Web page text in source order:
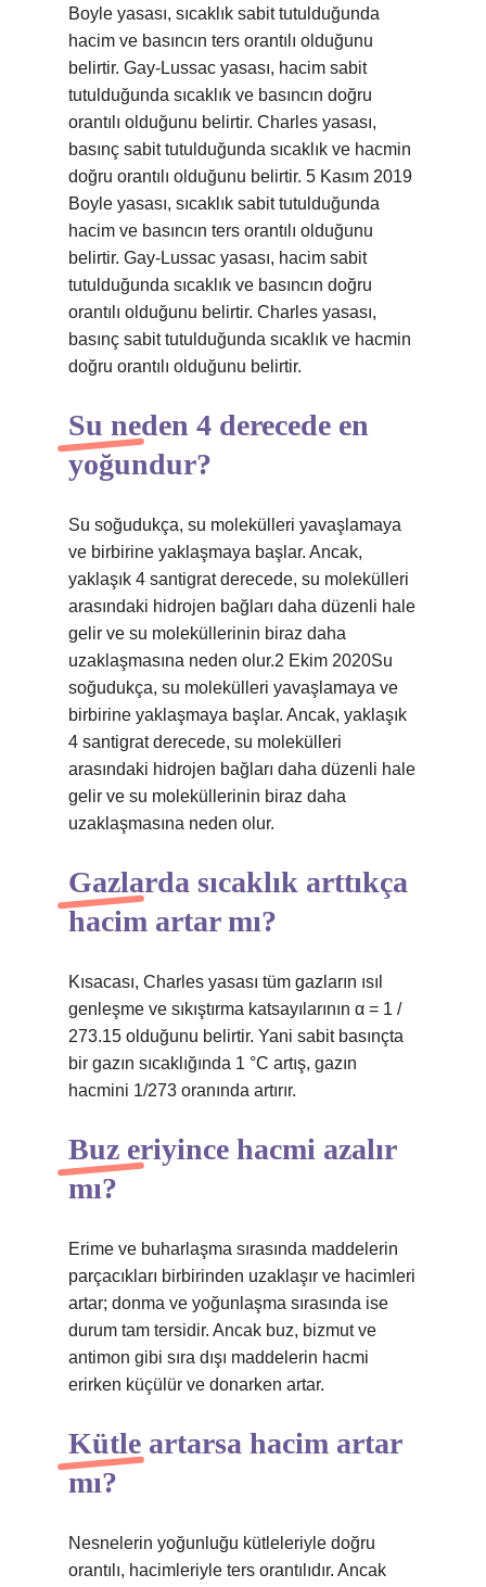
Boyle yasası, sıcaklık sabit tutulduğunda
hacim ve basıncın ters orantılı olduğunu
belirtir. Gay-Lussac yasası, hacim sabit
tutulduğunda sıcaklık ve basıncın doğru
orantılı olduğunu belirtir. Charles yasası,
basınç sabit tutulduğunda sıcaklık ve hacmin
doğru orantılı olduğunu belirtir. 5 Kasım 2019
Boyle yasası, sıcaklık sabit tutulduğunda
hacim ve basıncın ters orantılı olduğunu
belirtir. Gay-Lussac yasası, hacim sabit
tutulduğunda sıcaklık ve basıncın doğru
orantılı olduğunu belirtir. Charles yasası,
basınç sabit tutulduğunda sıcaklık ve hacmin
doğru orantılı olduğunu belirtir.
Su neden 4 derecede en
yoğundur?
Su soğudukça, su molekülleri yavaşlamaya
ve birbirine yaklaşmaya başlar. Ancak,
yaklaşık 4 santigrat derecede, su molekülleri
arasındaki hidrojen bağları daha düzenli hale
gelir ve su moleküllerinin biraz daha
uzaklaşmasına neden olur.2 Ekim 2020Su
soğudukça, su molekülleri yavaşlamaya ve
birbirine yaklaşmaya başlar. Ancak, yaklaşık
4 santigrat derecede, su molekülleri
arasındaki hidrojen bağları daha düzenli hale
gelir ve su moleküllerinin biraz daha
uzaklaşmasına neden olur.
Gazlarda sıcaklık arttıkça
hacim artar mı?
Kısacası, Charles yasası tüm gazların ısıl
genleşme ve sıkıştırma katsayılarının α = 1 /
273.15 olduğunu belirtir. Yani sabit basınçta
bir gazın sıcaklığında 1 °C artış, gazın
hacmini 1/273 oranında artırır.
Buz eriyince hacmi azalır
mı?
Erime ve buharlaşma sırasında maddelerin
parçacıkları birbirinden uzaklaşır ve hacimleri
artar; donma ve yoğunlaşma sırasında ise
durum tam tersidir. Ancak buz, bizmut ve
antimon gibi sıra dışı maddelerin hacmi
erirken küçülür ve donarken artar.
Kütle artarsa hacim artar
mı?
Nesnelerin yoğunluğu kütleleriyle doğru
orantılı, hacimleriyle ters orantılıdır. Ancak